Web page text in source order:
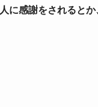
に感謝をされると